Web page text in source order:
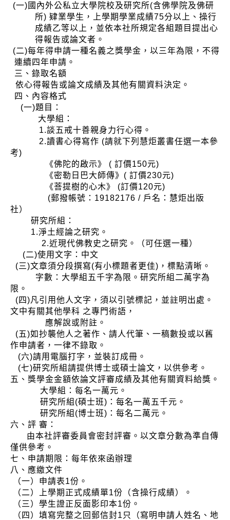
(一)國內外公私立大學院校及研究所(含佛學院及佛研
所) 肄業學生，上學期學業成績75分以上、操行
成績乙等以上，並依本社所規定各組題目提出心
得報告或論文者。
(二)每年得申請一種名義之獎學金，以三年為限，不得
連續四年申請。
三、錄取名額
依心得報告或論文成績及其他有關資料決定。
四、內容格式
(一)題目：
大學組：
1.談五戒十善親身力行心得。
2.讀書心得寫作 (請就下列慧炬叢書任選一本參
考)
《佛陀的啟示》 ( 訂價150元)
《密勒日巴大師傳》( 訂價230元)
《菩提樹的心木》 (訂價120元)
(郵撥帳號：19182176 / 戶名：慧炬出版
社）
研究所組：
1.淨土經論之研究。
2.近現代佛教史之研究。（可任選一種）
(二)使用文字：中文
(三)文章須分段撰寫(有小標題者更佳)，標點清晰。
字數：大學組五千字為限。研究所組二萬字為
限。
(四)凡引用他人文字，須以引號標記，並註明出處。
文中有關其他學科 之專門術語，
應解說或附註。
(五)如抄襲他人之著作、請人代筆、一稿數投或以舊
作申請者，一律不錄取。
(六)請用電腦打字，並裝訂成冊。
(七)研究所組請提供博士或碩士論文，以供參考。
五、獎學金金額依論文評審成績及其他有關資料給獎。
大學組：每名一萬元。
研究所組(碩士班)：每名一萬五千元。
研究所組(博士班)：每名二萬元。
六、評 審：
由本社評審委員會密封評審。以文章分數為準自傳
僅供參考。
七、申請期限：每年依來函辦理
八、應繳文件
（一）申請表1份。
（二）上學期正式成績單1份（含操行成績）。
（三）學生證正反面影印本1份。
（四）填寫完整之回郵信封1只（寫明申請人姓名、地